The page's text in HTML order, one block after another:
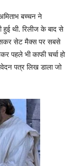
बच्चन ने
हुई थी. रिलीज के बाद से
सेट मैक्स पर सबसे
पहले भी काफी चर्चा हो
पत्र लिख डाला जो